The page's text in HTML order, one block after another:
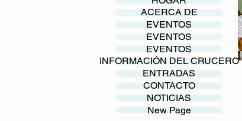
ACERCA DE
EVENTOS
EVENTOS
EVENTOS
INFORMACIÓN DEL CRUCERO
ENTRADAS
CONTACTO
NOTICIAS
New Page